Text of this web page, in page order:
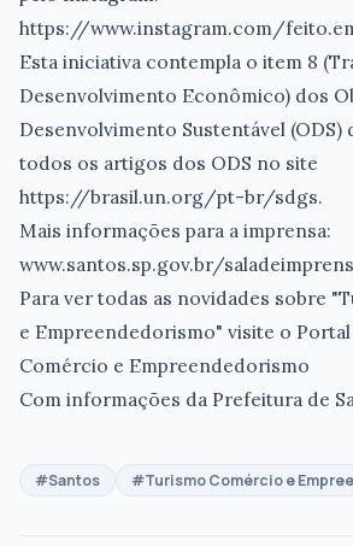
https://www.instagram.com/
Esta iniciativa contempla o item 8
Desenvolvimento Econômico) dos
Desenvolvimento Sustentável (ODS)
todos os artigos dos ODS no site
https://brasil.un.org/pt-br/sdgs.
Mais informações para a imprensa:
www.santos.sp.gov.br/
Para ver todas as novidades sobre
e Empreendedorismo" visite o
Comércio e Empreendedorismo
Com informações da Prefeitura de
#Santos #Turismo Comércio e